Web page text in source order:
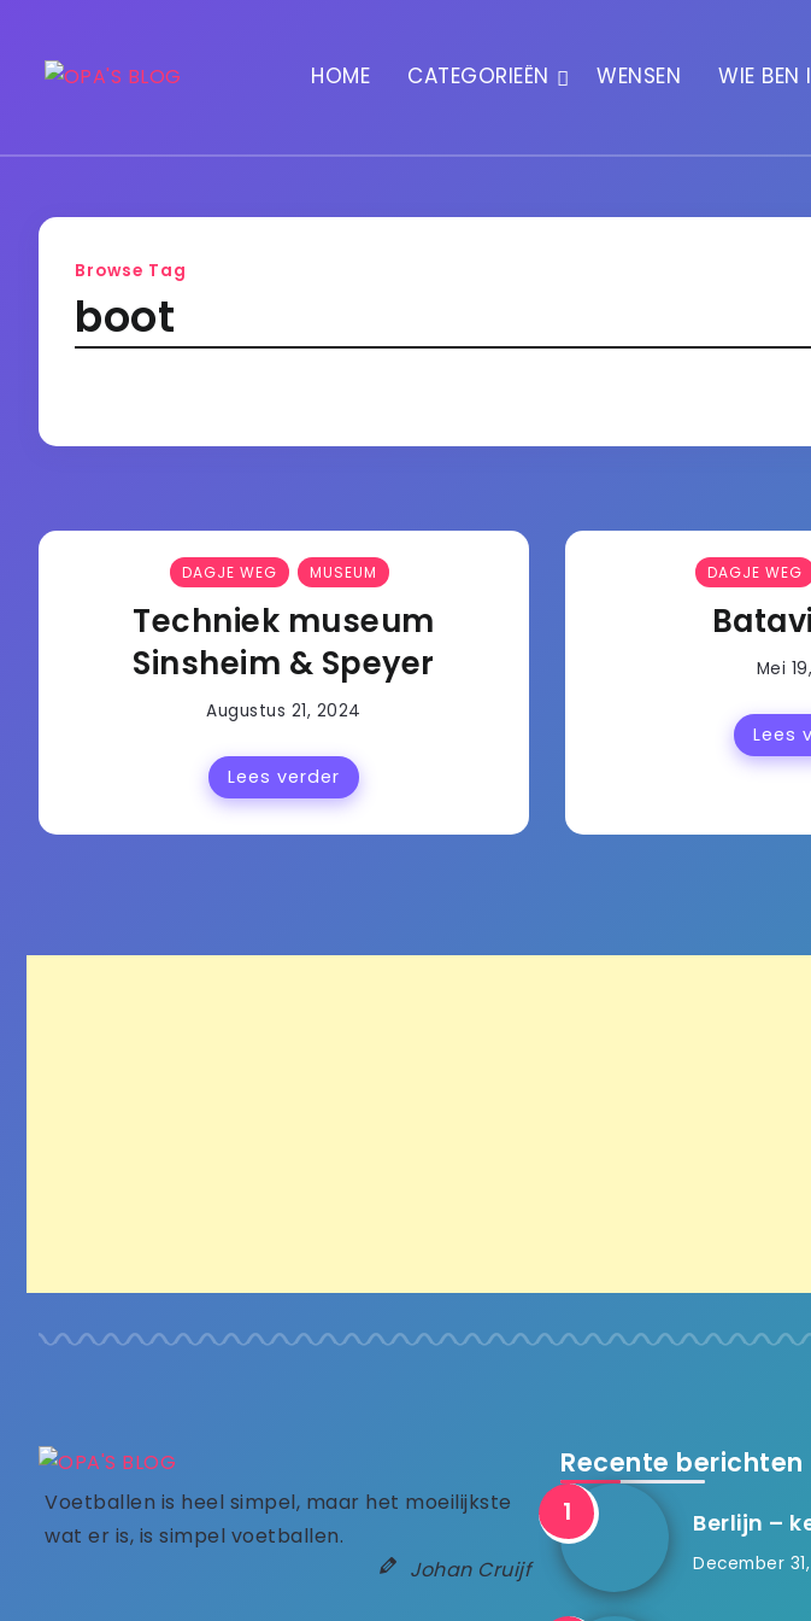
HOME CATEGORIEËN WENSEN WIE BEN
Browse Tag
boot
DAGJE WEG MUSEUM
Techniek museum
Sinsheim & Speyer
Augustus 21, 2024
Lees verder
DAGJE WEG
Mei
Lees
Voetballen is heel simpel, maar het moeilijkste
wat er is, is simpel voetballen.
Johan Cruijf
Recente berichten
Berlijn –
December